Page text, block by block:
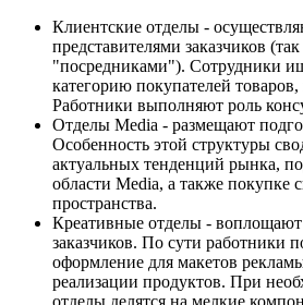
Клиентские отделы -
представителями заказчиков
"посредниками"). Сотрудники
категорию покупателей
Работники выполняют роль
Отделы Media - размещают
Особенность этой структуры
актуальных тенденций рынка,
области Media, а также покупке
пространства.
Креативные отделы -
заказчиков. По сути работники
оформление для макетов
реализации продуктов. При
отделы делятся на мелкие